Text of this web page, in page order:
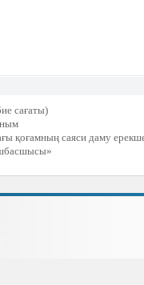
сағаты)
қоғамның саяси даму